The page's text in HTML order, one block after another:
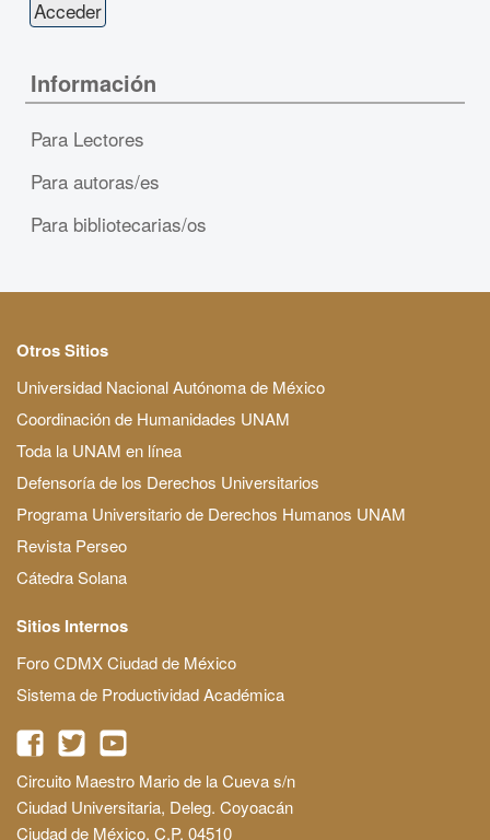
Información
Para Lectores
Para autoras/es
Para bibliotecarias/os
Otros Sitios
Universidad Nacional Autónoma de México
Coordinación de Humanidades UNAM
Toda la UNAM en línea
Defensoría de los Derechos Universitarios
Programa Universitario de Derechos Humanos UNAM
Revista Perseo
Cátedra Solana
Sitios Internos
Foro CDMX Ciudad de México
Sistema de Productividad Académica
Circuito Maestro Mario de la Cueva s/n
Ciudad Universitaria, Deleg. Coyoacán
Ciudad de México, C.P. 04510